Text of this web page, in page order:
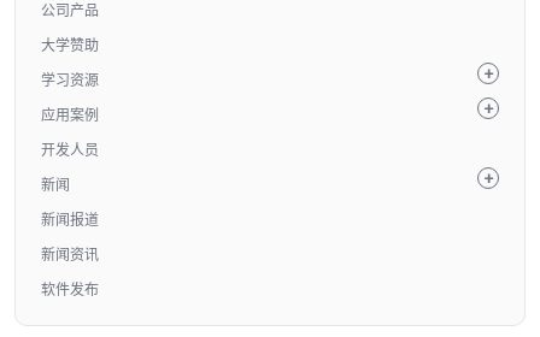
公司产品
大学赞助
学习资源
应用案例
开发人员
新闻
新闻报道
新闻资讯
软件发布